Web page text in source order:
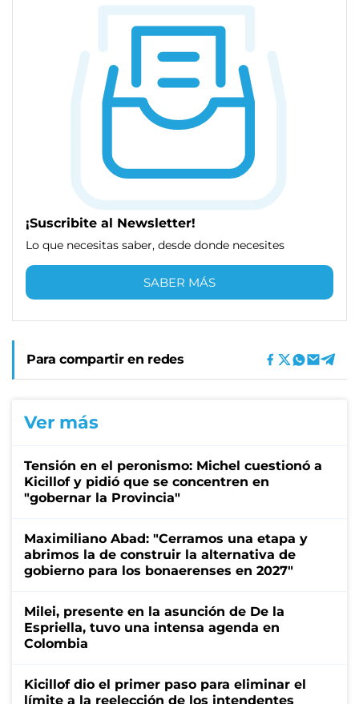
¡Suscribite al Newsletter!
Lo que necesitas saber, desde donde necesites
SABER MÁS
Para compartir en redes
Ver más
Tensión en el peronismo: Michel cuestionó a
Kicillof y pidió que se concentren en
"gobernar la Provincia"
Maximiliano Abad: "Cerramos una etapa y
abrimos la de construir la alternativa de
gobierno para los bonaerenses en 2027"
Milei, presente en la asunción de De la
Espriella, tuvo una intensa agenda en
Colombia
Kicillof dio el primer paso para eliminar el
límite a la reelección de los intendentes